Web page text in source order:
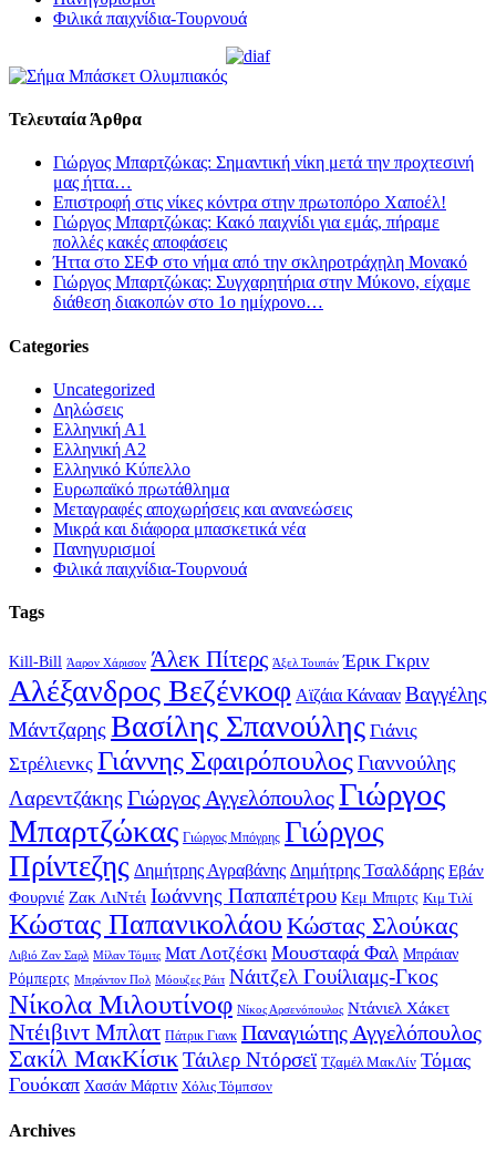
Φιλικά παιχνίδια-Τουρνουά
Τελευταία Άρθρα
Γιώργος Μπαρτζώκας: Σημαντική νίκη μετά την προχτεσινή
μας ήττα…
Επιστροφή στις νίκες κόντρα στην πρωτοπόρο Χαποέλ!
Γιώργος Μπαρτζώκας: Κακό παιχνίδι για εμάς, πήραμε
πολλές κακές αποφάσεις
Ήττα στο ΣΕΦ στο νήμα από την σκληροτράχηλη Μονακό
Γιώργος Μπαρτζώκας: Συγχαρητήρια στην Μύκονο, είχαμε
διάθεση διακοπών στο 1ο ημίχρονο…
Categories
Uncategorized
Δηλώσεις
Ελληνική Α1
Ελληνική Α2
Ελληνικό Κύπελλο
Ευρωπαϊκό πρωτάθλημα
Μεταγραφές αποχωρήσεις και ανανεώσεις
Μικρά και διάφορα μπασκετικά νέα
Πανηγυρισμοί
Φιλικά παιχνίδια-Τουρνουά
Tags
Kill-Bill Άαρον Χάρισον Άλεκ Πίτερς Άξελ Τουπάν Έρικ Γκριν
Αλέξανδρος Βεζένκοφ Αϊζάια Κάνααν Βαγγέλης
Μάντζαρης Βασίλης Σπανούλης Γιάνις
Στρέλιενκς Γιάννης ΣφαιρόπουλοςΓιαννούλης
Λαρεντζάκης Γιώργος ΑγγελόπουλοςΓιώργος
Μπαρτζώκας Γιώργος Μπόγρης Γιώργος
Πρίντεζης Δημήτρης Αγραβάνης Δημήτρης Τσαλδάρης Εβάν
Φουρνιέ Ζακ ΛιΝτέι Ιωάννης Παπαπέτρου Κεμ Μπιρτς Κιμ Τιλί
Κώστας Παπανικολάου Κώστας Σλούκας
Λιβιό Ζαν Σαρλ Μίλαν Τόμιτς Ματ Λοτζέσκι Μουσταφά Φαλ Μπράιαν
Ρόμπερτς Μπράντον Πολ Μόουζες Ράιτ Νάιτζελ Γουίλιαμς-Γκος
Νίκολα Μιλουτίνοφ Νίκος Αρσενόπουλος Ντάνιελ Χάκετ
Ντέιβιντ Μπλατ Πάτρικ Γιανκ Παναγιώτης Αγγελόπουλος
Σακίλ ΜακΚίσικΤάιλερ Ντόρσεϊ Τζαμέλ ΜακΛίν Τόμας
Γουόκαπ Χασάν Μάρτιν Χόλις Τόμπσον
Archives